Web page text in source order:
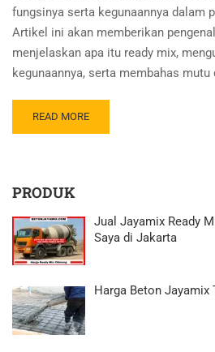
fungsinya serta kegunaannya dalam
Artikel ini akan memberikan
menjelaskan apa itu ready mix,
kegunaannya, serta membahas mutu
READ MORE
PRODUK
Jual Jayamix Ready
Saya di Jakarta
Harga Beton Jayamix